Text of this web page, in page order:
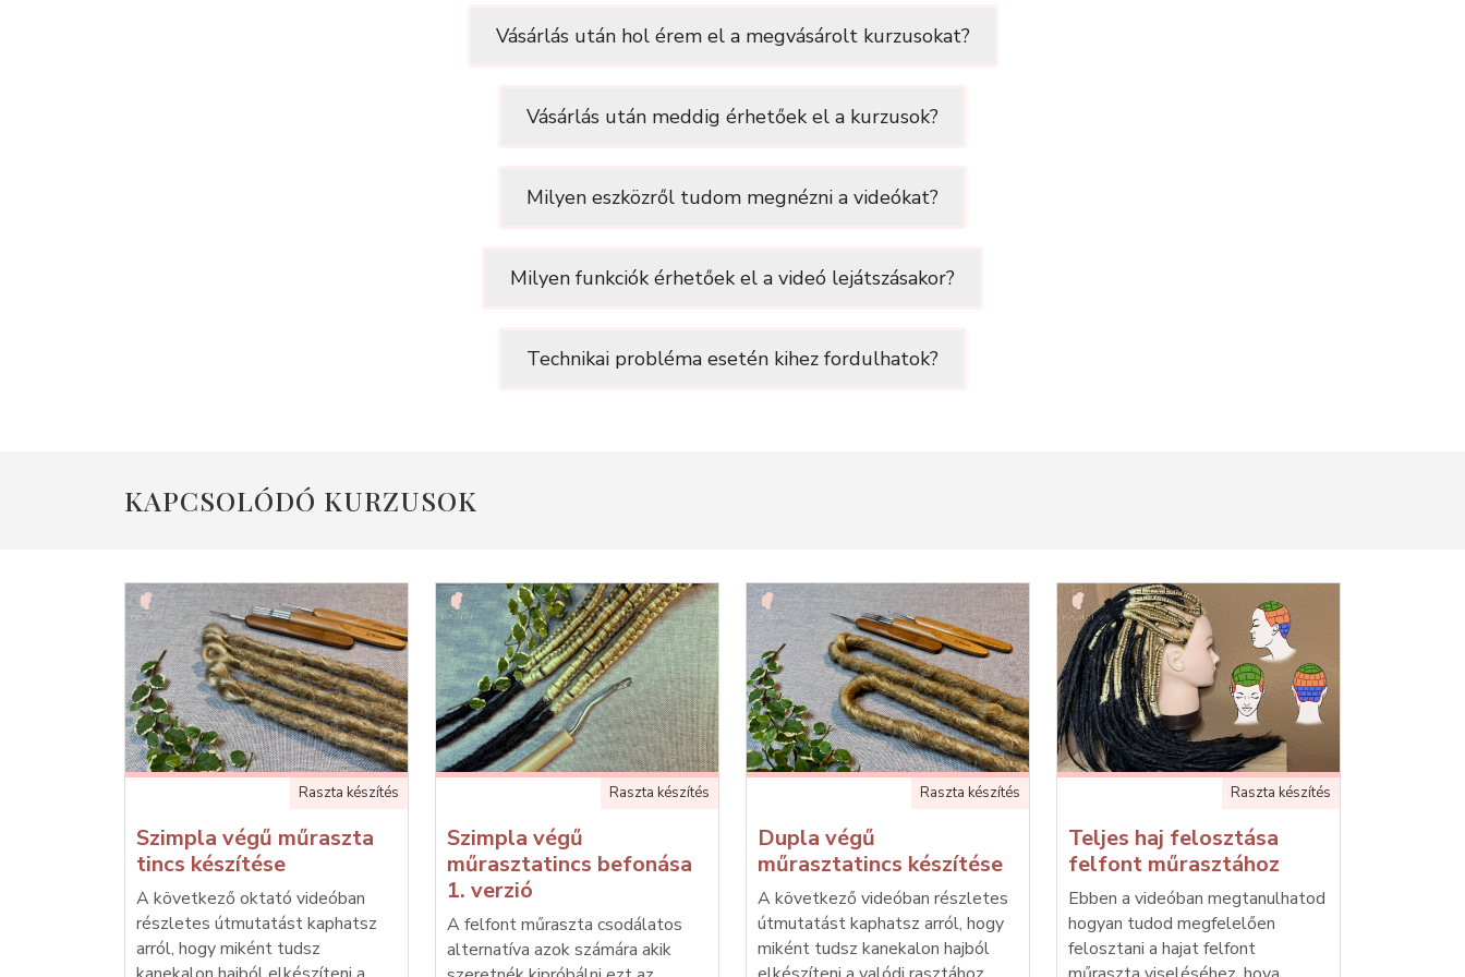
Vásárlás után hol érem el a megvásárolt kurzusokat?
Vásárlás után meddig érhetőek el a kurzusok?
Milyen eszközről tudom megnézni a videókat?
Milyen funkciók érhetőek el a videó lejátszásakor?
Technikai probléma esetén kihez fordulhatok?
KAPCSOLÓDÓ KURZUSOK
Raszta készítés
Szimpla végű műraszta
tincs készítése
A következő oktató videóban
részletes útmutatást kaphatsz
arról, hogy miként tudsz
Raszta készítés
Szimpla végű
műrasztatincs befonása
1. verzió
A felfont műraszta csodálatos
alternatíva azok számára akik
Raszta készítés
Dupla végű
műrasztatincs készítése
A következő videóban részletes
útmutatást kaphatsz arról, hogy
miként tudsz kanekalon hajból
Raszta készítés
Teljes haj felosztása
felfont műrasztához
Ebben a videóban megtanulhatod
hogyan tudod megfelelően
felosztani a hajat felfont